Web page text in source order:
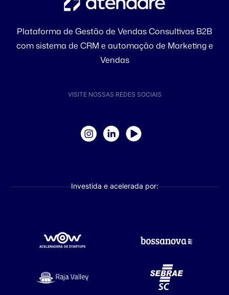
Plataforma de Gestão de Vendas Consultivas B2B
com sistema de CRM e automação de Marketing e
Vendas
VISITE NOSSAS REDES SOCIAIS
Investida e acelerada por: